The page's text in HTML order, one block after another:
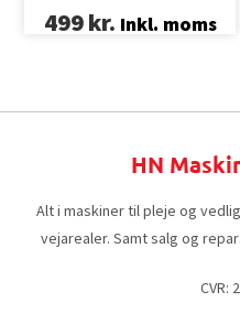
499kr. Inkl. moms
HN
Alt i maskiner til pleje og
vejarealer. Samt salg og
CVR: